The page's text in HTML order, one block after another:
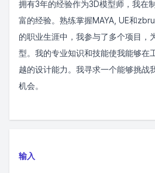
拥有3年的经验作为3D模型师，我在
富的经验。熟练掌握MAYA, UE和
的职业生涯中，我参与了多个项目，
型。我的专业知识和技能使我能够在
越的设计能力。我寻求一个能够挑战
机会。
输入